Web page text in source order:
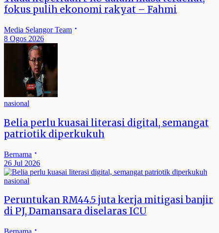
fokus pulih ekonomi rakyat – Fahmi
Media Selangor Team
8 Ogos 2026
nasional
Belia perlu kuasai literasi digital, semangat
patriotik diperkukuh
Bernama
26 Jul 2026
nasional
Peruntukan RM44.5 juta kerja mitigasi banjir
di PJ, Damansara diselaras ICU
Bernama